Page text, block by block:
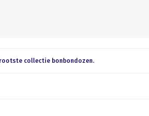
collectie bonbondozen.